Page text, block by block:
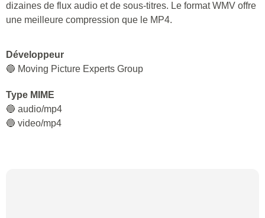
dizaines de flux audio et de sous-titres. Le format WMV offre
une meilleure compression que le MP4.
Développeur
🔵 Moving Picture Experts Group
Type MIME
🔵 audio/mp4
🔵 video/mp4